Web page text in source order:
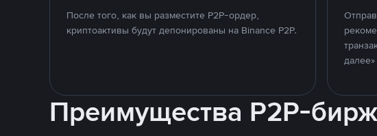
После того, как вы разместите P2P-ордер,
криптоактивы будут депонированы на Binance P2P.
Преимущества P2P-